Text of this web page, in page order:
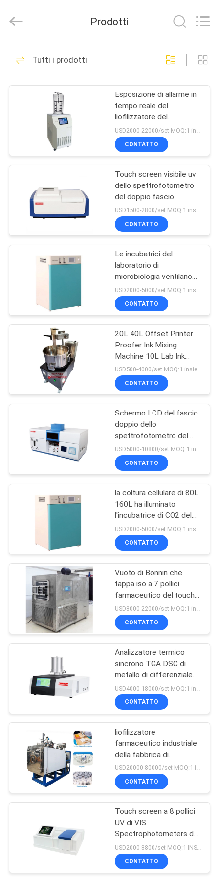
CASA
PRODOTTI
NOI
GIRO
DELLA
CONTROLLO
CONTATTICI
RICHIEDA
CITAZIONE
PRIVACY
POLICY
Developed
Proiettore di
inchiostro Flexo
33
analizzatore termico
sincrono
16
Calorimetro di
scansione
differenziale di DSC
Macchina di prova
della polpa
74
Testatore di
imballaggi in carta
45
Sistema di
misurazione video
Misuratore di
tensione
superficiale del
liquido
Asciugatrice
congelatrice a vuoto
Prodotti
Tutti i prodotti
Esposizione di allarme in
tempo reale del
liofilizzatore del
laboratorio di LGJ-12
0.12M2 Mini Vacuum
Benchtop Freeze Dryer
USD2000-22000/set MOQ:1 insieme
CONTATTO
Touch screen visibile uv
dello spettrofotometro
del doppio fascio
farmaceutico di L6S
CONTATTO
Le incubatrici del
laboratorio di
microbiologia ventilano
l'incubatrice biologica
rivestita dell'acqua
rivestita
CONTATTO
20L 40L Offset Printer
Proofer Ink Mixing
Machine 10L Lab Ink
Mixer Machine
USD500-4000/set MOQ:1 insieme
CONTATTO
Schermo LCD del fascio
doppio dello
spettrofotometro del
laboratorio di
assorbimento atomico di
AA320N aas
USD5000-10800/set MOQ:1 insieme
CONTATTO
la coltura cellulare di 80L
160L ha illuminato
l'incubatrice di CO2 del
rivestimento dell'acqua e
di aria dell'incubatrice
CONTATTO
Vuoto di Bonnin che
tappa iso a 7 pollici
farmaceutico del touch
screen dell'essiccatore
di gelata del laboratorio
CONTATTO
Analizzatore termico
sincrono TGA DSC di
metallo di differenziale
ad alta temperatura della
polvere
CONTATTO
liofilizzatore
farmaceutico industriale
della fabbrica di
macchina della
liofilizzazione di vuoto di
Pharma della SORSATA
USD20000-80000/set MOQ:1 insieme
CONTATTO
Touch screen a 8 pollici
UV di VIS
Spectrophotometers del
fascio del doppio L9
USD2000-8800/set MOQ:1 INSIEME
CONTATTO